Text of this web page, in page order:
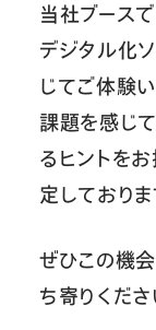
当社ブース
デジタル化
じてご体験
課題を感じ
るヒントを
定しておりま
ぜひこの機
ち寄りくださ